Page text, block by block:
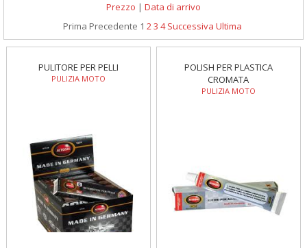
Prezzo | Data di arrivo
Prima Precedente 1 23 4 Successiva Ultima
PULITORE PER PELLI
PULIZIA MOTO
POLISH PER PLASTICA
CROMATA
PULIZIA MOTO